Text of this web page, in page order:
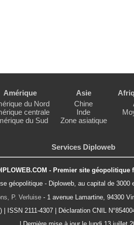
Amérique
du Nord
centrale
du Sud
Asie
Chine
Inde
Zone asiatique
Services Diploweb
- Premier site géopolitique
géopolitique - Diploweb, au capital de 3000
P. Verluise - 1 avenue Lamartine, 94300
ISSN 2111-4307 | Déclaration CNIL